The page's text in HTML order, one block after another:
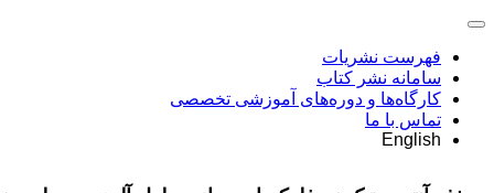
فهرست نشریات
سامانه نشر کتاب
کارگاه‌ها و دوره‌های آموزشی تخصصی
تماس با ما
English